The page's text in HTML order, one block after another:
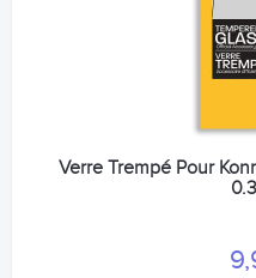
Verre Trempé Pour